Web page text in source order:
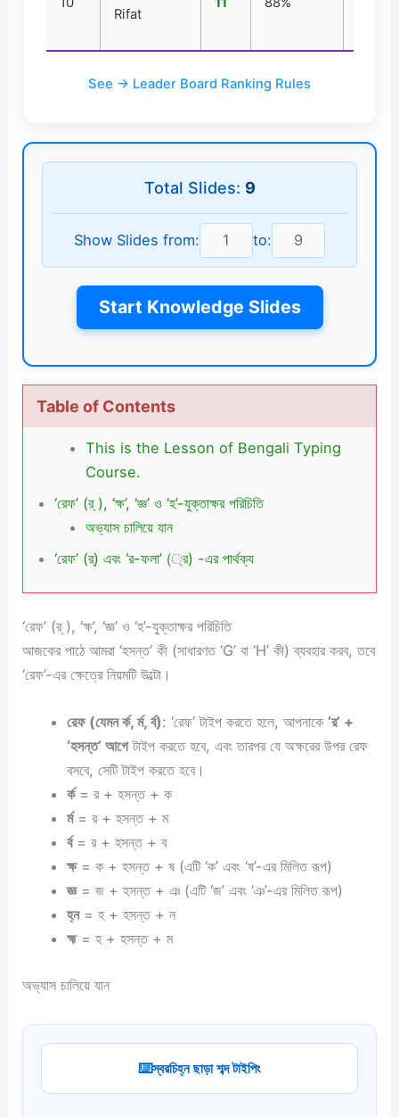
Rifat
See → Leader Board Ranking Rules
Total Slides: 9
Show Slides from: to:
Start Knowledge Slides
Table of Contents
This is the Lesson of Bengali Typing
Course.
‘রেফ’ (র্ ), ‘ক্ষ’, ‘জ্ঞ’ ও ‘হ’-যুক্তাক্ষর পরিচিতি
অভ্যাস চালিয়ে যান
‘রেফ’ (র্) এবং ‘র-ফলা’ (্র) -এর পার্থক্য
‘রেফ’ (র্ ), ‘ক্ষ’, ‘জ্ঞ’ ও ‘হ’-যুক্তাক্ষর পরিচিতি
আজকের পাঠে আমরা ‘হসন্ত’ কী (সাধারণত ‘G’ বা ‘H’ কী) ব্যবহার করব, তবে
‘রেফ’-এর ক্ষেত্রে নিয়মটি উল্টো।
রেফ (যেমন র্ক, র্ম, র্ব): ‘রেফ’ টাইপ করতে হলে, আপনাকে ‘র’ +
‘হসন্ত’ আগেটাইপ করতে হবে, এবং তারপর যে অক্ষরের উপর রেফ
বসবে, সেটি টাইপ করতে হবে।
র্ক= র + হসন্ত + ক
র্ম= র + হসন্ত + ম
র্ব= র + হসন্ত + ব
ক্ষ= ক + হসন্ত + ষ (এটি ‘ক’ এবং ‘ষ’-এর মিলিত রূপ)
জ্ঞ= জ + হসন্ত + ঞ (এটি ‘জ’ এবং ‘ঞ’-এর মিলিত রূপ)
হ্ন= হ + হসন্ত + ন
হ্ম= হ + হসন্ত + ম
অভ্যাস চালিয়ে যান
স্বরচিহ্ন ছাড়া শব্দ টাইপিং